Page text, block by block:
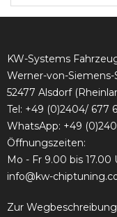
KW-Systems
Werner-von-Siemens-
52477 Alsdorf
Tel: +49 (0)2404/ 677
WhatsApp: +49
Öffnungszeiten:
Mo - Fr 9.00 bis 17.00
info@kw-
Zur Wegbeschreibung